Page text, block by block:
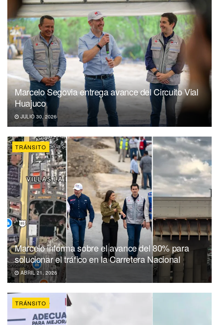
Marcelo Segovia entrega avance del Circuito Vial
Huajuco
JULIO 30, 2026
TRÁNSITO
Marcelo informa sobre el avance del 80% para
solucionar el tráfico en la Carretera Nacional
ABRIL 21, 2026
TRÁNSITO